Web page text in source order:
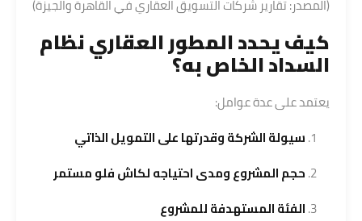
(المصدر: تقارير شركات التسويق العقاري في القاهرة والجيزة)
كيف يحدد المطور العقاري نظام
السداد الخاص به؟
يعتمد على عدة عوامل:
سيولة الشركة وقدرتها على التمويل الذاتي
حجم المشروع ومدى احتياجه لكاش فلو مستمر
الفئة المستهدفة للمشروع